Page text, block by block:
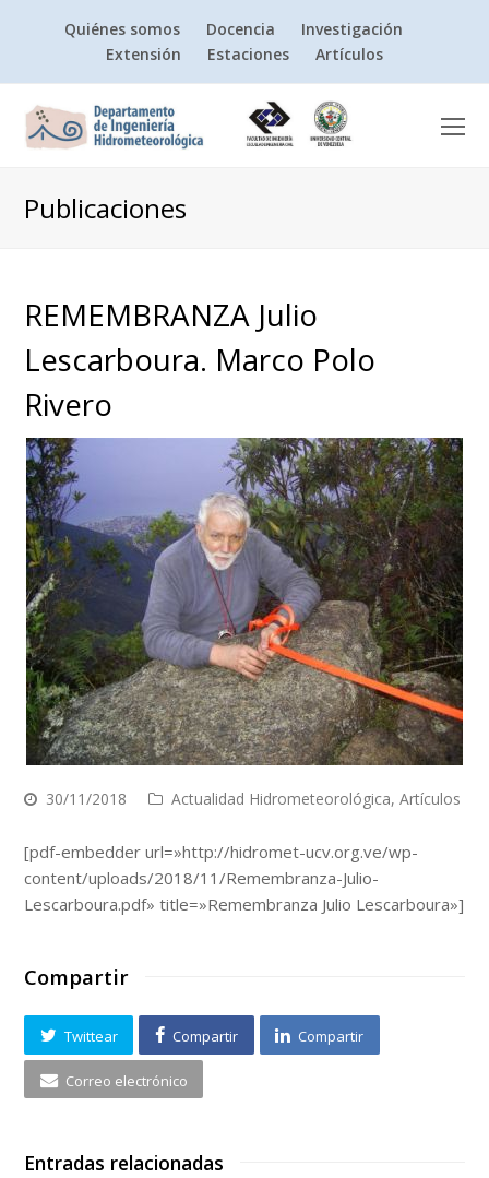
Quiénes somos Docencia
Investigación
Extensión
Estaciones Artículos
Publicaciones
REMEMBRANZA Julio
Lescarboura. Marco Polo
Rivero
30/11/2018 Actualidad Hidrometeorológica,Artículos
[pdf-embedder url=»http://hidromet-ucv.org.ve/wp-
content/uploads/2018/11/Remembranza-Julio-
Lescarboura.pdf» title=»Remembranza Julio Lescarboura»]
Compartir
Twittear Compartir Compartir
Correo electrónico
Entradas relacionadas